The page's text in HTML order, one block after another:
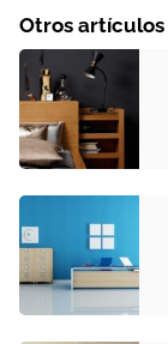
Otros artículos